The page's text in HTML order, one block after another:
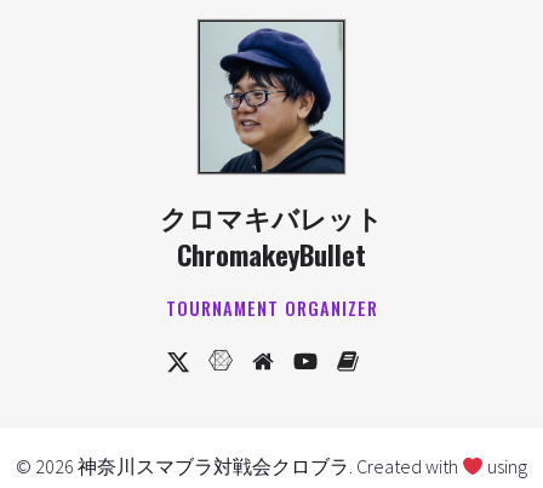
クロマキバレット
ChromakeyBullet
TOURNAMENT ORGANIZER
© 2026 神奈川スマブラ対戦会クロブラ. Created with
using